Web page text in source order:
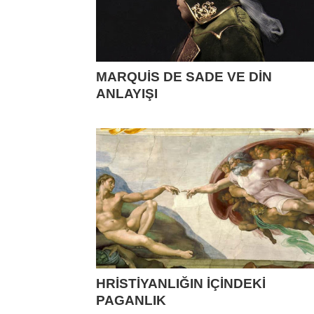
MARQUİS DE SADE VE DİN
ANLAYIŞI
HRİSTİYANLIĞIN İÇİNDEKİ
PAGANLIK